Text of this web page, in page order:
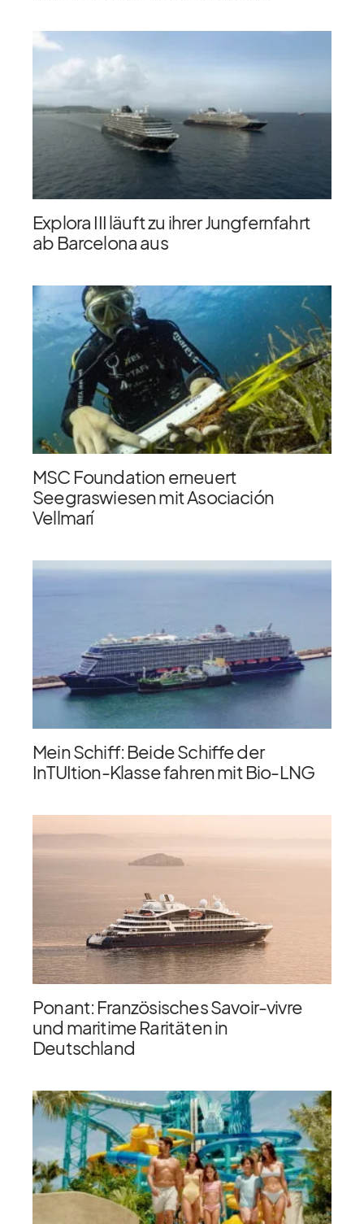
Explora III läuft zu ihrer Jungfernfahrt
ab Barcelona aus
MSC Foundation erneuert
Seegraswiesen mit Asociación
Vellmarí
Mein Schiff: Beide Schiffe der
InTUItion-Klasse fahren mit Bio-LNG
Ponant: Französisches Savoir-vivre
und maritime Raritäten in
Deutschland